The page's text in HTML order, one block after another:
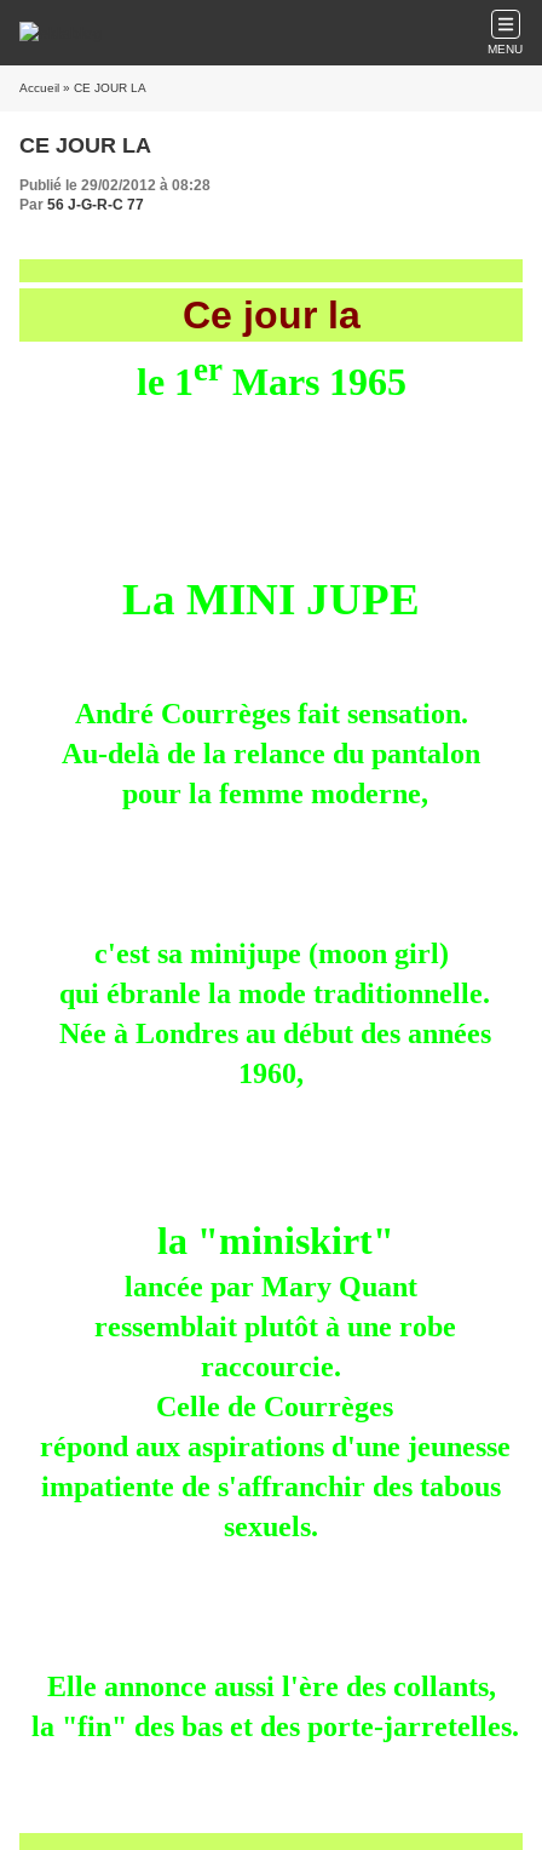
MENU
Accueil » CE JOUR LA
CE JOUR LA
Publié le 29/02/2012 à 08:28
Par 56 J-G-R-C 77
Ce jour la
le 1erMars 1965
La MINI JUPE
André Courrèges fait sensation.
Au-delà de la relance du pantalon
pour la femme moderne,
c'est sa minijupe (moon girl)
qui ébranle la mode traditionnelle.
Née à Londres au début des années
1960,
la "miniskirt"
lancée par Mary Quant
ressemblait plutôt à une robe
raccourcie.
Celle de Courrèges
répond aux aspirations d'une jeunesse
impatiente de s'affranchir des tabous
sexuels.
Elle annonce aussi l'ère des collants,
la "fin" des bas et des porte-jarretelles.